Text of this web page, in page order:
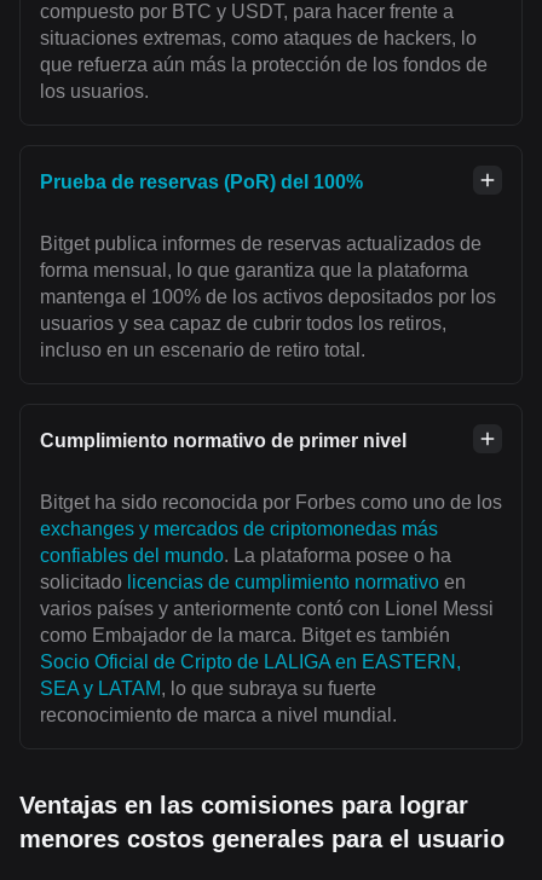
compuesto por BTC y USDT, para hacer frente a
situaciones extremas, como ataques de hackers, lo
que refuerza aún más la protección de los fondos de
los usuarios.
Prueba de reservas (PoR) del 100%
Bitget publica informes de reservas actualizados de
forma mensual, lo que garantiza que la plataforma
mantenga el 100% de los activos depositados por los
usuarios y sea capaz de cubrir todos los retiros,
incluso en un escenario de retiro total.
Cumplimiento normativo de primer nivel
Bitget ha sido reconocida por Forbes como uno de los
exchanges y mercados de criptomonedas más
confiables del mundo. La plataforma posee o ha
solicitado licencias de cumplimiento normativo en
varios países y anteriormente contó con Lionel Messi
como Embajador de la marca. Bitget es también
Socio Oficial de Cripto de LALIGA en EASTERN,
SEA y LATAM, lo que subraya su fuerte
reconocimiento de marca a nivel mundial.
Ventajas en las comisiones para lograr
menores costos generales para el usuario